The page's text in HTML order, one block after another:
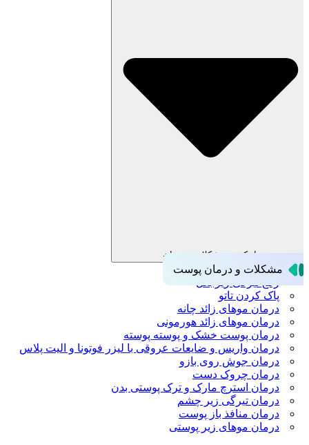
باز کردن مشکلات و درمان
مشکلات و درمان پوست
پاک کردن تاتو
درمان موهای زائد چانه
درمان موهای زائد هورمونی
درمان پوست خشک و پوسته پوسته
درمان واریس و ضایعات عروقی با لیزر فوتونا و الیت پلاس
درمان جوش روی بازو
درمان چروک دست
درمان استرچ مارک و ترک پوستی بدن
درمان تیرگی زیر چشم
درمان منافذ باز پوست
درمان موهای زیر پوستی